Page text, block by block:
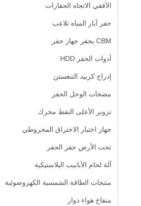
الأفقي الاتجاه الحفارات
حفر آبار المياه تلاعب
CBM يحفر جهاز حفر
أدوات الحفر HDD
إدراج كربيد التنغستن
مضخات الوحل الحفر
تزوير الأعلى النفط محرك
جهاز اختبار الاختراق المخروطي
تحت الأرض حفر الحفر
آلة لحام الأنابيب البلاستيكية
منتجات الطاقة الشمسية الكهروضوئية
منفاخ هواء دوار